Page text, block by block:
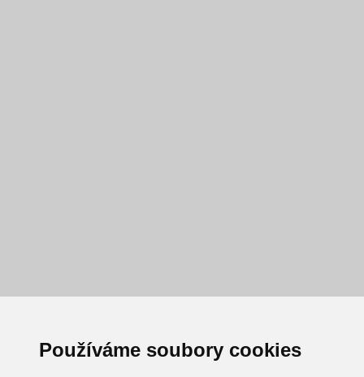
Používáme soubory cookies